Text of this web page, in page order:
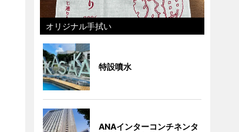
オリジナル手拭い
特設噴水
ANAインターコンチネンタ